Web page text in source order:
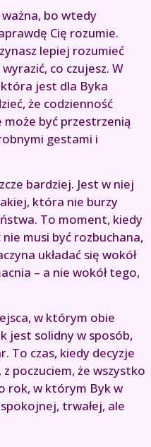
bo wtedy
Cię rozumie.
lepiej rozumieć
co czujesz. W
jest dla Byka
że codzienność
może być przestrzenią
gestami i
bardziej. Jest w niej
która nie burzy
To moment, kiedy
musi być rozbuchana,
układać się wokół
– a nie wokół tego,
w którym obie
jest solidny w sposób,
To czas, kiedy decyzje
poczuciem, że wszystko
rok, w którym Byk w
trwałej, ale